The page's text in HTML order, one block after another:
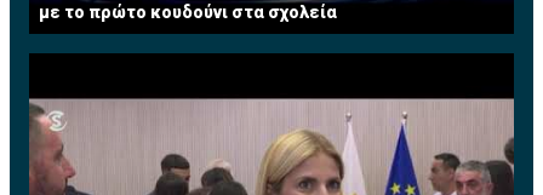
με το πρώτο κουδούνι στα σχολεία